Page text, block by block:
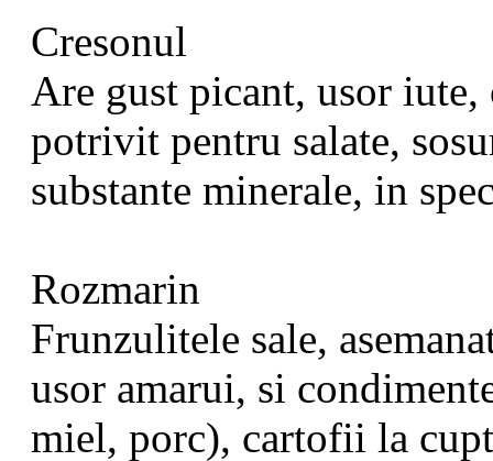
Cresonul
Are gust picant, usor iute,
potrivit pentru salate,
substante minerale, in
Rozmarin
Frunzulitele sale,
usor amarui, si
miel, porc), cartofii la